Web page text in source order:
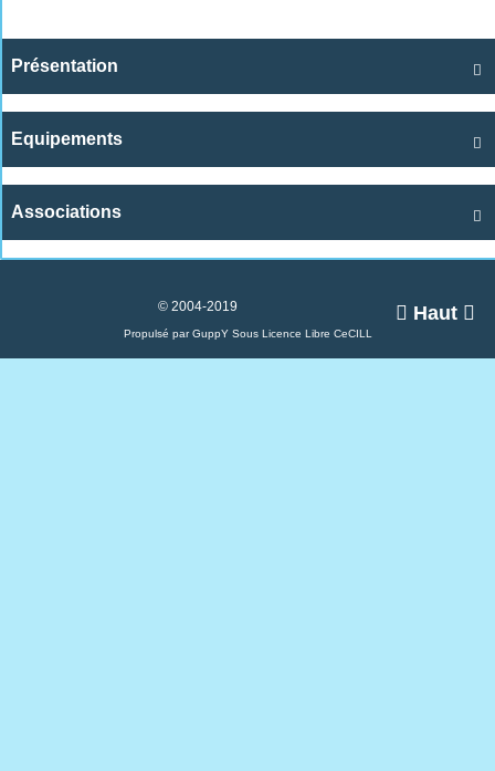

Présentation

Equipements

Associations
 Haut 
© 2004-2019
Propulsé par GuppY Sous Licence Libre CeCILL